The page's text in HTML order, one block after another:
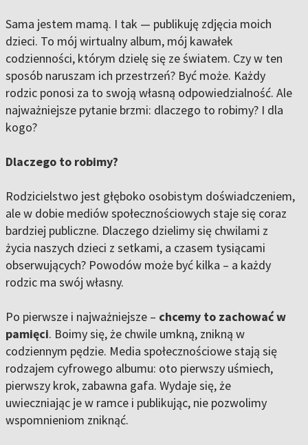
Sama jestem mamą. I tak — publikuję zdjęcia moich
dzieci. To mój wirtualny album, mój kawałek
codzienności, którym dzielę się ze światem. Czy w ten
sposób naruszam ich przestrzeń? Być może. Każdy
rodzic ponosi za to swoją własną odpowiedzialność. Ale
najważniejsze pytanie brzmi: dlaczego to robimy? I dla
kogo?
Dlaczego to robimy?
Rodzicielstwo jest głęboko osobistym doświadczeniem,
ale w dobie mediów społecznościowych staje się coraz
bardziej publiczne. Dlaczego dzielimy się chwilami z
życia naszych dzieci z setkami, a czasem tysiącami
obserwujących? Powodów może być kilka – a każdy
rodzic ma swój własny.
Po pierwsze i najważniejsze – chcemy to zachować w
pamięci. Boimy się, że chwile umkną, znikną w
codziennym pędzie. Media społecznościowe stają się
rodzajem cyfrowego albumu: oto pierwszy uśmiech,
pierwszy krok, zabawna gafa. Wydaje się, że
uwieczniając je w ramce i publikując, nie pozwolimy
wspomnieniom zniknąć.